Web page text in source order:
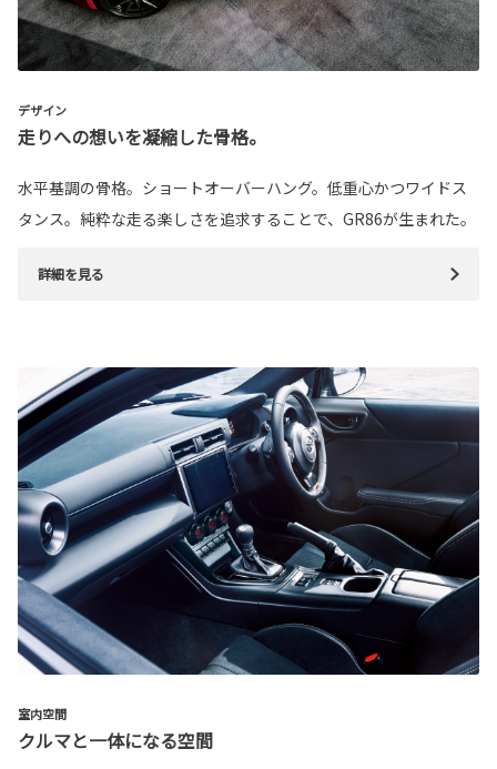
デザイン
走りへの想いを凝縮した骨格。
水平基調の骨格。ショートオーバーハング。低重心かつワイドス
タンス。純粋な走る楽しさを追求することで、GR86が生まれた。
詳細を見る
室内空間
クルマと一体になる空間